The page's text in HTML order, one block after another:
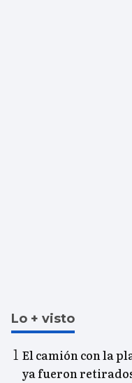
Lo + visto
El camión con la
ya fueron